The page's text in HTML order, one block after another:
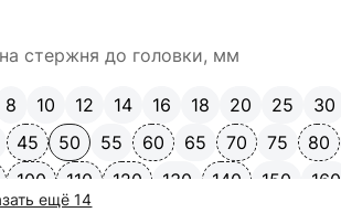
стержня до головки, мм
8 10 12 14 16 18 20 25 30
45 50 55 60 65 70 75 80
100 110 120 130 140 150
160
ещё 14